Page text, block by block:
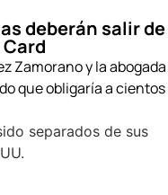
deberán salir de
Zamorano y la abogada
que obligaría a cientos